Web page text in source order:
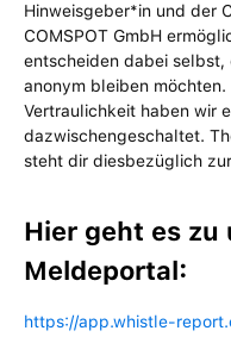
Hinweisgeber*in und der
COMSPOT GmbH
entscheiden dabei selbst,
anonym bleiben
Vertraulichkeit haben wir
dazwischengeschaltet.
steht dir diesbezüglich
Hier geht es zu
Meldeportal:
https://app.whistle-